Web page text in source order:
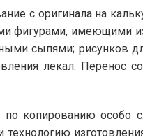
с оригинала на
фигурами, имеющими
сыпями; рисунков
лекал. Перенос
копированию особо
технологию